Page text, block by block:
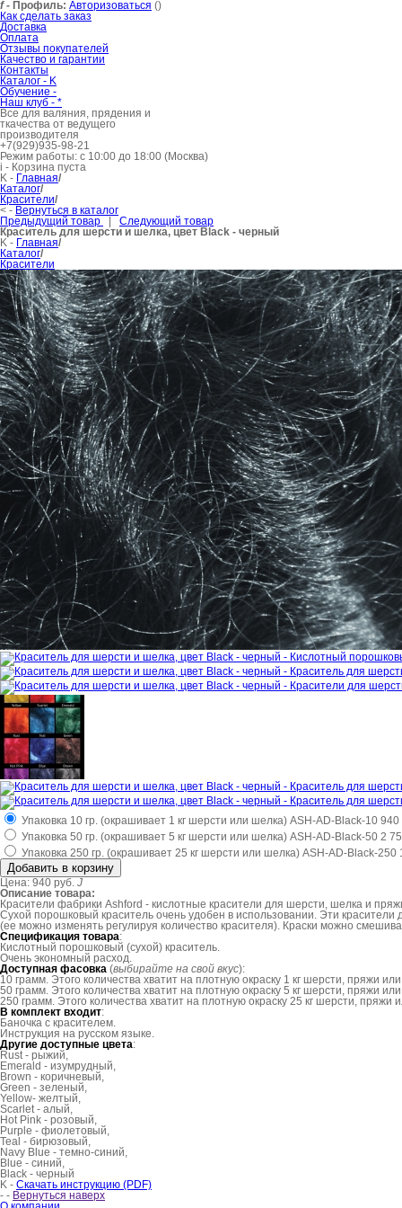
f- Профиль: Авторизоваться ()
Как сделать заказ
Доставка
Оплата
Отзывы покупателей
Качество и гарантии
Контакты
Каталог - K
Обучение -
Наш клуб - *
Все для валяния, прядения и
ткачества от ведущего
производителя
+7(929)935-98-21
Режим работы: с 10:00 до 18:00 (Москва)
i - Корзина пуста
K - Главная/
Каталог/
Красители/
< - Вернуться в каталог
Предыдущий товар
Следующий товар
Краситель для шерсти и шелка, цвет Black - черный
K - Главная/
Каталог/
Красители
Упаковка 10 гр. (окрашивает 1 кг шерсти или шелка) ASH-AD-Black-10 940
Упаковка 50 гр. (окрашивает 5 кг шерсти или шелка) ASH-AD-Black-50 2
Упаковка 250 гр. (окрашивает 25 кг шерсти или шелка) ASH-AD-Black-250
Цена: 940 руб. J
Описание товара:
Красители фабрики Ashford - кислотные красители для шерсти, шелка и
Сухой порошковый краситель очень удобен в использовании. Эти
(ее можно изменять регулируя количество красителя). Краски можно
Спецификация товара:
Кислотный порошковый (сухой) краситель.
Очень экономный расход.
Доступная фасовка (выбирайте на свой вкус):
10 грамм. Этого количества хватит на плотную окраску 1 кг шерсти, пряжи
50 грамм. Этого количества хватит на плотную окраску 5 кг шерсти, пряжи
250 грамм. Этого количества хватит на плотную окраску 25 кг шерсти, пряжи
В комплект входит:
Баночка с красителем.
Инструкция на русском языке.
Другие доступные цвета:
Rust - рыжий,
Emerald - изумрудный,
Brown - коричневый,
Green - зеленый,
Yellow- желтый,
Scarlet - алый,
Hot Pink - розовый,
Purple - фиолетовый,
Teal - бирюзовый,
Navy Blue - темно-синий,
Blue - синий,
Black - черный
K - Скачать инструкцию (PDF)
- - Вернуться наверх